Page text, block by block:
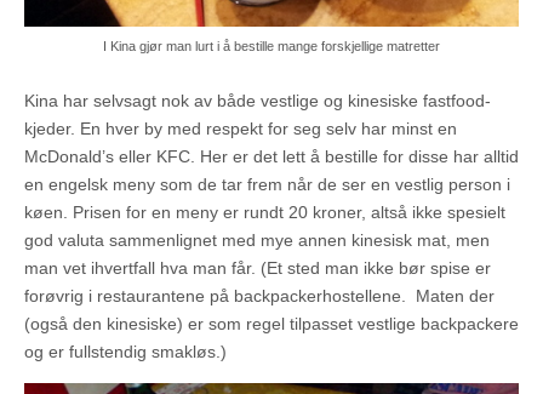
I Kina gjør man lurt i å bestille mange forskjellige matretter
Kina har selvsagt nok av både vestlige og kinesiske fastfood-
kjeder. En hver by med respekt for seg selv har minst en
McDonald’s eller KFC. Her er det lett å bestille for disse har alltid
en engelsk meny som de tar frem når de ser en vestlig person i
køen. Prisen for en meny er rundt 20 kroner, altså ikke spesielt
god valuta sammenlignet med mye annen kinesisk mat, men
man vet ihvertfall hva man får. (Et sted man ikke bør spise er
forøvrig i restaurantene på backpackerhostellene. Maten der
(også den kinesiske) er som regel tilpasset vestlige backpackere
og er fullstendig smakløs.)